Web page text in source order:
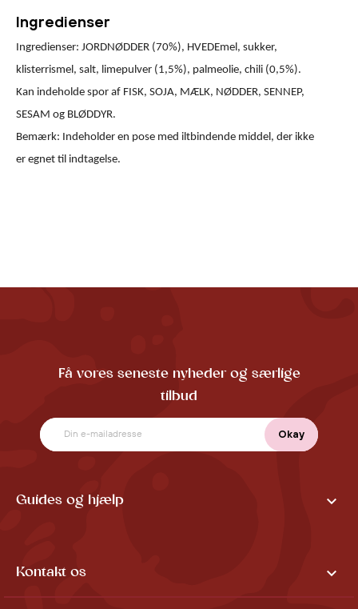
Ingredienser
Ingredienser: JORDNØDDER (70%), HVEDEmel, sukker,
klisterrismel, salt, limepulver (1,5%), palmeolie, chili (0,5%).
Kan indeholde spor af FISK, SOJA, MÆLK, NØDDER, SENNEP,
SESAM og BLØDDYR.
Bemærk: Indeholder en pose med iltbindende middel, der ikke
er egnet til indtagelse.
Få vores seneste nyheder og særlige
tilbud
Guides og hjælp 
Kontakt os 